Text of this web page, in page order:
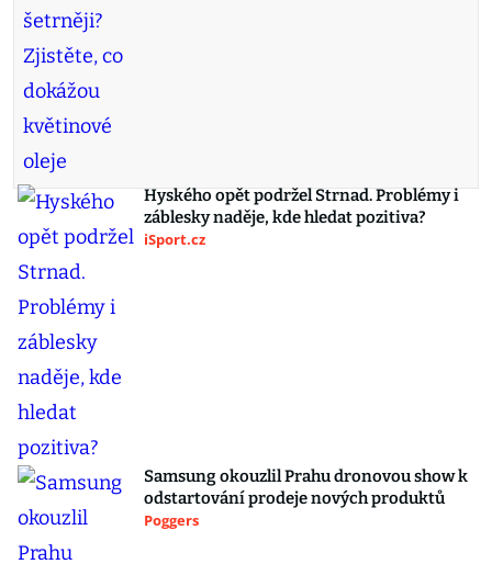
Hyského opět podržel Strnad. Problémy i
záblesky naděje, kde hledat pozitiva?
iSport.cz
Samsung okouzlil Prahu dronovou show k
odstartování prodeje nových produktů
Poggers